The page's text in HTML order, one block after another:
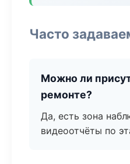
Часто
Можно ли
ремонте?
Да, есть зона
видеоотчёты по